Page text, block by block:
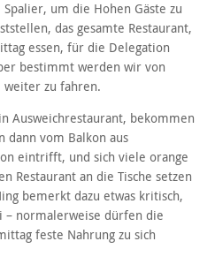
um die Hohen Gäste zu
das gesamte Restaurant,
essen, für die Delegation
bestimmt werden wir von
weiter zu fahren.
Ausweichrestaurant, bekommen
dann vom Balkon aus
eintrifft, und sich viele orange
Restaurant an die Tische setzen
bemerkt dazu etwas kritisch,
– normalerweise dürfen die
feste Nahrung zu sich